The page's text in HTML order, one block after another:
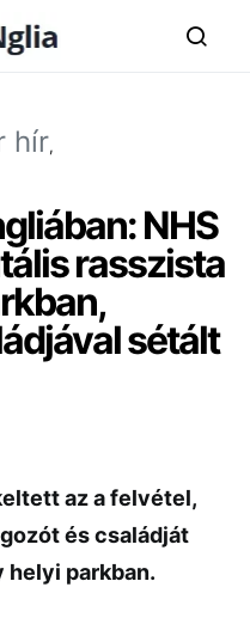
hír
NHS
rasszista
sétált
az a felvétel,
és családját
helyi parkban.